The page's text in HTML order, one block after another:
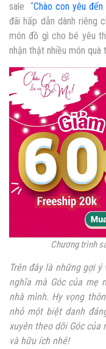
sale “Chào con yêu
đãi hấp dẫn dành riêng
món đồ gì cho bé yêu
nhận thật nhiều món quà
Chương trình
Trên đây là những gợi ý
nghĩa mà Góc của mẹ
nhà mình. Hy vọng
nhỏ một biệt danh
xuyên theo dõi Góc
và hữu ích nhé!